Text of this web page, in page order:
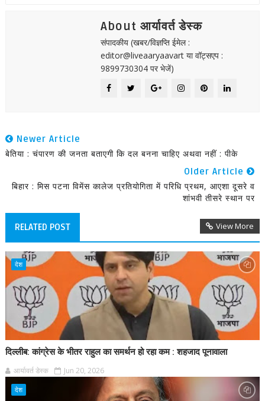
About आर्यावर्त डेस्क
संपादकीय (खबर/विज्ञप्ति ईमेल :
editor@liveaaryaavart या वॉट्सएप :
9899730304 पर भेजें)
Newer Article
बेतिया : चंपारण की जनता बताएगी कि दल बनना चाहिए अथवा नहीं : पीके
Older Article
बिहार : मिस पटना विमेंस कालेज प्रतियोगिता में परिधि प्रथम, आएशा दूसरे व
शांभवी तीसरे स्थान पर
RELATED POST View More
देश
दिल्लीब: कांग्रेस के भीतर राहुल का समर्थन हो रहा कम : शहजाद पूनावाला
आर्यावर्त डेस्क Jun 20, 2026
देश